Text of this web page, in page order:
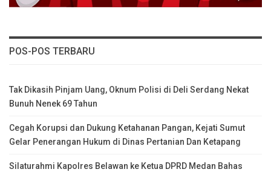
POS-POS TERBARU
Tak Dikasih Pinjam Uang, Oknum Polisi di Deli Serdang Nekat
Bunuh Nenek 69 Tahun
Cegah Korupsi dan Dukung Ketahanan Pangan, Kejati Sumut
Gelar Penerangan Hukum di Dinas Pertanian Dan Ketapang
Silaturahmi Kapolres Belawan ke Ketua DPRD Medan Bahas